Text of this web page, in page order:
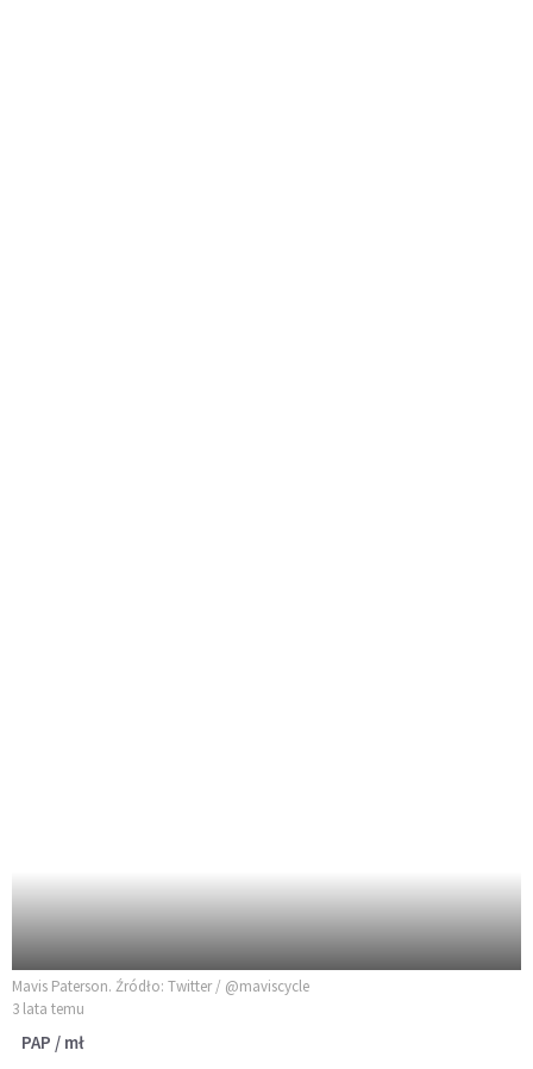
Mavis Paterson. Źródło: Twitter / @maviscycle
3 lata temu
PAP / mł